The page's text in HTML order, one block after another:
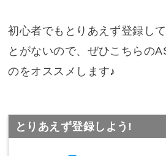
初心者でもとりあえず登録し
とがないので、ぜひこちらの
のをオススメします♪
とりあえず登録しよう!